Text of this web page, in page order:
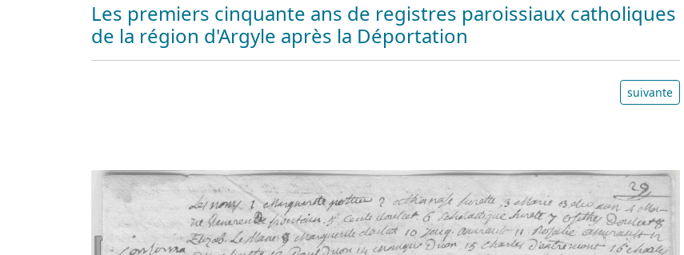
Les premiers cinquante ans de registres paroissiaux catholiques
de la région d'Argyle après la Déportation
suivante